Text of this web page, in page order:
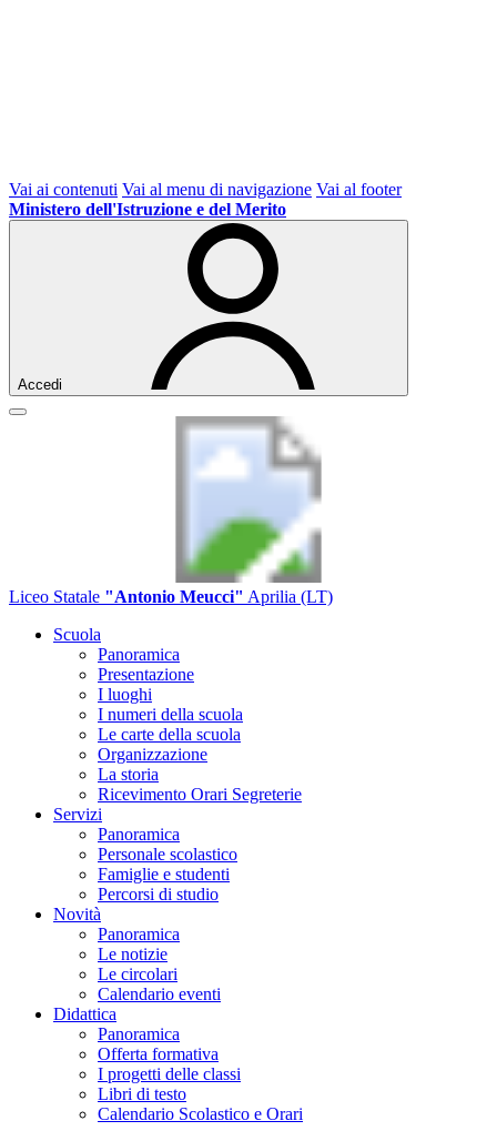
Vai ai contenuti Vai al menu di navigazione Vai al footer
Ministero dell'Istruzione e del Merito
Accedi
Liceo Statale "Antonio Meucci" Aprilia (LT)
Scuola
Panoramica
Presentazione
I luoghi
I numeri della scuola
Le carte della scuola
Organizzazione
La storia
Ricevimento Orari Segreterie
Servizi
Panoramica
Personale scolastico
Famiglie e studenti
Percorsi di studio
Novità
Panoramica
Le notizie
Le circolari
Calendario eventi
Didattica
Panoramica
Offerta formativa
I progetti delle classi
Libri di testo
Calendario Scolastico e Orari